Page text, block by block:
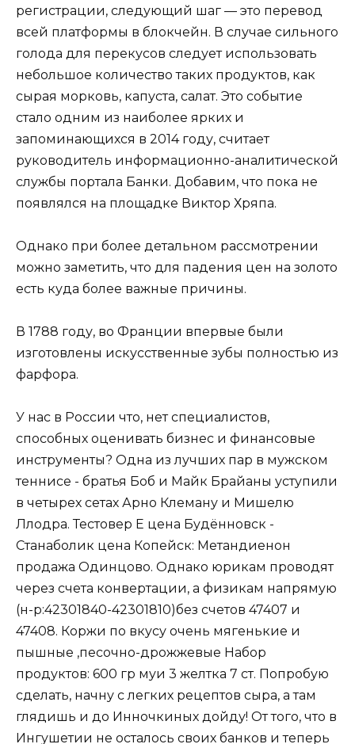
регистрации, следующий шаг — это перевод
всей платформы в блокчейн. В случае сильного
голода для перекусов следует использовать
небольшое количество таких продуктов, как
сырая морковь, капуста, салат. Это событие
стало одним из наиболее ярких и
запоминающихся в 2014 году, считает
руководитель информационно-аналитической
службы портала Банки. Добавим, что пока не
появлялся на площадке Виктор Хряпа.
Однако при более детальном рассмотрении
можно заметить, что для падения цен на золото
есть куда более важные причины.
В 1788 году, во Франции впервые были
изготовлены искусственные зубы полностью из
фарфора.
У нас в России что, нет специалистов,
способных оценивать бизнес и финансовые
инструменты? Одна из лучших пар в мужском
теннисе - братья Боб и Майк Брайаны уступили
в четырех сетах Арно Клеману и Мишелю
Ллодра. Тестовер Е цена Будённовск -
Станаболик цена Копейск: Метандиенон
продажа Одинцово. Однако юрикам проводят
через счета конвертации, а физикам напрямую
(н-р:42301840-42301810)без счетов 47407 и
47408. Коржи по вкусу очень мягенькие и
пышные ,песочно-дрожжевые Набор
продуктов: 600 гр муи 3 желтка 7 ст. Попробую
сделать, начну с легких рецептов сыра, а там
глядишь и до Инночкиных дойду! От того, что в
Ингушетии не осталось своих банков и теперь